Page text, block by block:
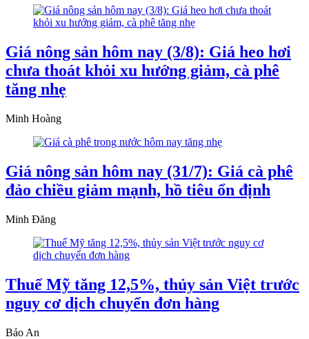
Giá nông sản hôm nay (3/8): Giá heo hơi
chưa thoát khỏi xu hướng giảm, cà phê
tăng nhẹ
Minh Hoàng
Giá nông sản hôm nay (31/7): Giá cà phê
đảo chiều giảm mạnh, hồ tiêu ổn định
Minh Đăng
Thuế Mỹ tăng 12,5%, thủy sản Việt trước
nguy cơ dịch chuyển đơn hàng
Bảo An